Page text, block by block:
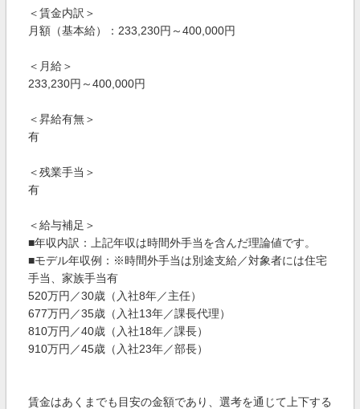
＜賃金内訳＞
月額（基本給）：233,230円～400,000円
＜月給＞
233,230円～400,000円
＜昇給有無＞
有
＜残業手当＞
有
＜給与補足＞
■年収内訳：上記年収は時間外手当を含んだ理論値です。
■モデル年収例：※時間外手当は別途支給／対象者には住宅
手当、家族手当有
520万円／30歳（入社8年／主任）
677万円／35歳（入社13年／課長代理）
810万円／40歳（入社18年／課長）
910万円／45歳（入社23年／部長）
賃金はあくまでも目安の金額であり、選考を通じて上下する